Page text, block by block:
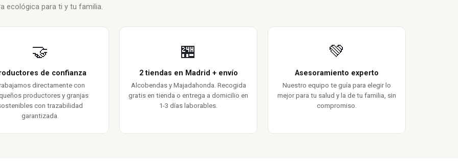
ecológica para ti y tu familia.
🤝
de confianza
directamente con
productores y granjas
con trazabilidad
garantizada.
🏪
2 tiendas en Madrid + envío
Alcobendas y Majadahonda. Recogida
gratis en tienda o entrega a domicilio en
1-3 días laborables.
💚
Asesoramiento experto
Nuestro equipo te guía para elegir lo
mejor para tu salud y la de tu familia, sin
compromiso.